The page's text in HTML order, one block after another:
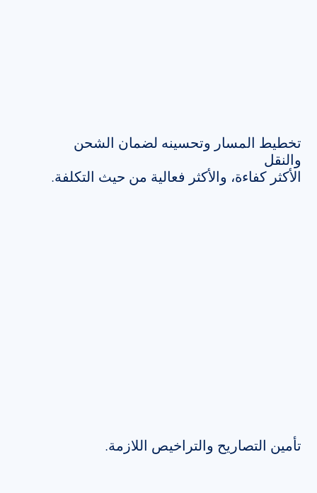
تخطيط المسار وتحسينه لضمان الشحن
والنقل
الأكثر كفاءة، والأكثر فعالية من حيث التكلفة.
تأمين التصاريح والتراخيص اللازمة.